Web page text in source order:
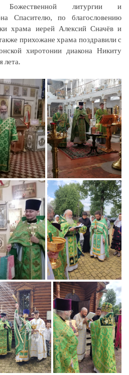
Божественной литургии и
Спасителю, по благословению
храма иерей Алексий Сначёв и
прихожане храма поздравили с
хиротонии диакона Никиту